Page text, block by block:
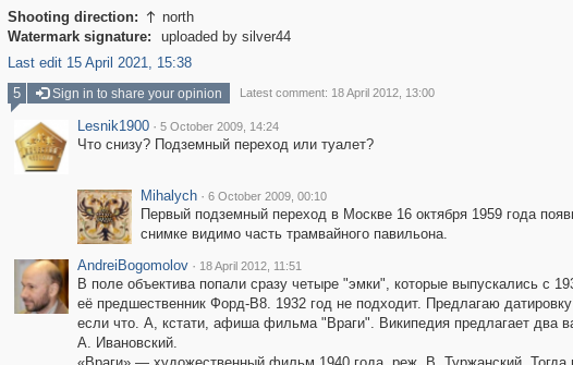
Shooting direction:  north
Watermark signature:
uploaded by silver44
Last edit 15 April 2021, 15:38
5 Sign in to share your opinion Latest comment: 18 April 2012, 13:00
Lesnik1900 · 5 October 2009, 14:24
Что снизу? Подземный переход или туалет?
Mihalych · 6 October 2009, 00:10
Первый подземный переход в Москве 16 октября 1959 года
снимке видимо часть трамвайного павильона.
AndreiBogomolov · 18 April 2012, 11:51
В поле объектива попали сразу четыре "эмки", которые выпускались с
её предшественник Форд-В8. 1932 год не подходит. Предлагаю
если что. А, кстати, афиша фильма "Враги". Википедия предлагает два
А. Ивановский.